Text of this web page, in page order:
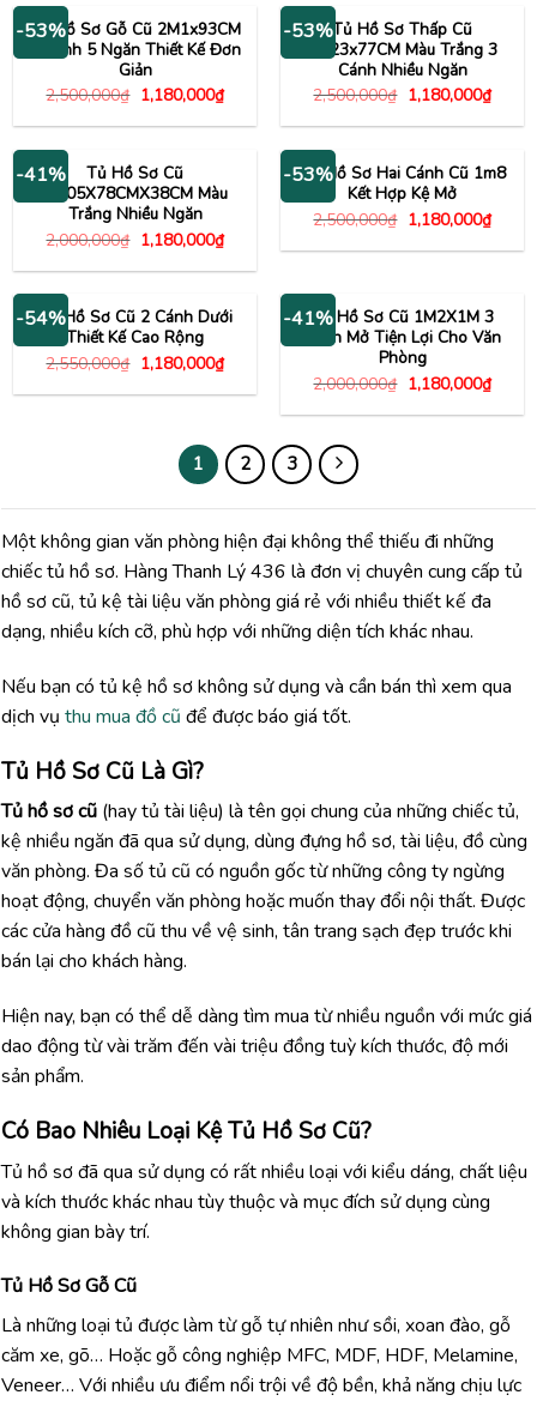
990,000₫.
-53%
Tủ Hồ Sơ Gỗ Cũ 2M1x93CM
2 Cánh 5 Ngăn Thiết Kế Đơn
Giản
2,500,000₫ Giá
gốc
là:
1,180,000₫Giá
hiện
tại
1,180,000₫.
-53%Tủ Hồ Sơ Thấp Cũ
2M23x77CM Màu Trắng 3
Cánh Nhiều Ngăn
2,500,000₫ Giá
gốc
là:
1,180,000₫Giá
hiện
tại
-41%
Tủ Hồ Sơ Cũ
2M05X78CMX38CM Màu
Trắng Nhiều Ngăn
2,000,000₫ Giá
gốc
là:
1,180,000₫Giá
hiện
tại
1,180,000₫.
-53%
Tủ Hồ Sơ Hai Cánh Cũ 1m8
Kết Hợp Kệ Mở
2,500,000₫ Giá
gốc
là:
1,180,000₫Giá
hiện
tại
-54%
Tủ Hồ Sơ Cũ 2 Cánh Dưới
Thiết Kế Cao Rộng
2,550,000₫ Giá
gốc
là:
1,180,000₫Giá
hiện
tại
-41%Tủ Hồ Sơ Cũ 1M2X1M 3
Cánh Mở Tiện Lợi Cho Văn
Phòng
2,000,000₫ Giá
gốc
là:
1,180,000₫Giá
hiện
tại
1 2 3
Một không gian văn phòng hiện đại không thể thiếu đi những
chiếc tủ hồ sơ. Hàng Thanh Lý 436 là đơn vị chuyên cung cấp tủ
hồ sơ cũ, tủ kệ tài liệu văn phòng giá rẻ với nhiều thiết kế đa
dạng, nhiều kích cỡ, phù hợp với những diện tích khác nhau.
Nếu bạn có tủ kệ hồ sơ không sử dụng và cần bán thì xem qua
dịch vụ thu mua đồ cũ để được báo giá tốt.
Tủ Hồ Sơ Cũ Là Gì?
Tủ hồ sơ cũ (hay tủ tài liệu) là tên gọi chung của những chiếc tủ,
kệ nhiều ngăn đã qua sử dụng, dùng đựng hồ sơ, tài liệu, đồ cùng
văn phòng. Đa số tủ cũ có nguồn gốc từ những công ty ngừng
hoạt động, chuyển văn phòng hoặc muốn thay đổi nội thất. Được
các cửa hàng đồ cũ thu về vệ sinh, tân trang sạch đẹp trước khi
bán lại cho khách hàng.
Hiện nay, bạn có thể dễ dàng tìm mua từ nhiều nguồn với mức giá
dao động từ vài trăm đến vài triệu đồng tuỳ kích thước, độ mới
sản phẩm.
Có Bao Nhiêu Loại Kệ Tủ Hồ Sơ Cũ?
Tủ hồ sơ đã qua sử dụng có rất nhiều loại với kiểu dáng, chất liệu
và kích thước khác nhau tùy thuộc và mục đích sử dụng cùng
không gian bày trí.
Tủ Hồ Sơ Gỗ Cũ
Là những loại tủ được làm từ gỗ tự nhiên như sồi, xoan đào, gỗ
căm xe, gõ… Hoặc gỗ công nghiệp MFC, MDF, HDF, Melamine,
Veneer… Với nhiều ưu điểm nổi trội về độ bền, khả năng chịu lực